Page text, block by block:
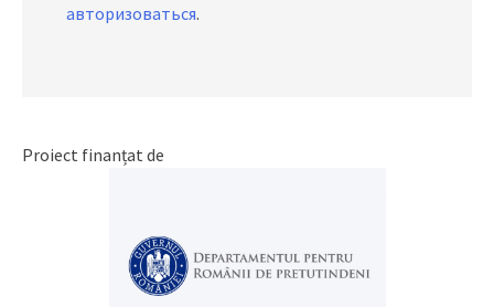
авторизоваться.
Proiect finanțat de